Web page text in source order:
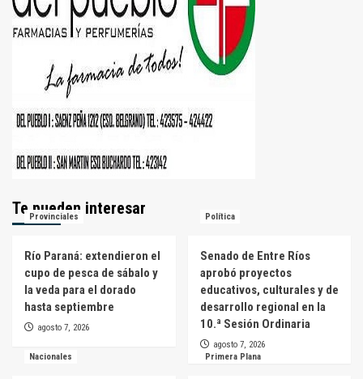
Te pueden interesar
Provinciales
Río Paraná: extendieron el
cupo de pesca de sábalo y
la veda para el dorado
hasta septiembre
agosto 7, 2026
Política
Senado de Entre Ríos
aprobó proyectos
educativos, culturales y de
desarrollo regional en la
10.ª Sesión Ordinaria
agosto 7, 2026
Nacionales
Primera Plana